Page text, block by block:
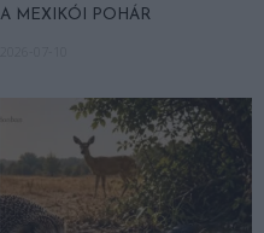
A MEXIKÓI POHÁR